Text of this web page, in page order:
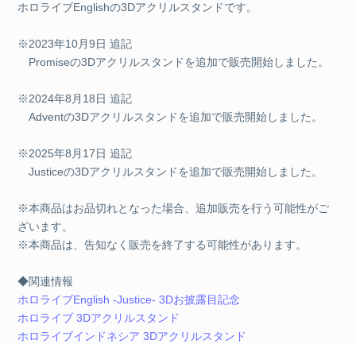
ホロライブEnglishの3Dアクリルスタンドです。
※2023年10月9日 追記
Promiseの3Dアクリルスタンドを追加で販売開始しました。
※2024年8月18日 追記
Adventの3Dアクリルスタンドを追加で販売開始しました。
※2025年8月17日 追記
Justiceの3Dアクリルスタンドを追加で販売開始しました。
※本商品はお品切れとなった場合、追加販売を行う可能性がご
ざいます。
※本商品は、告知なく販売を終了する可能性があります。
◆関連情報
ホロライブEnglish -Justice- 3Dお披露目記念
ホロライブ 3Dアクリルスタンド
ホロライブインドネシア 3Dアクリルスタンド